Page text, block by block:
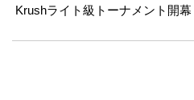
Krushライト級トーナメント開